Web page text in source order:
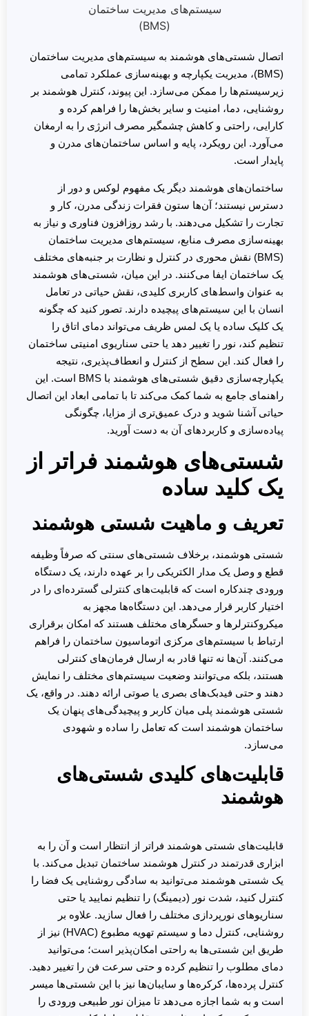
اتصال شستی‌های هوشمند به سیستم‌های مدیریت ساختمان
(BMS)، مدیریت یکپارچه و بهینه‌سازی عملکرد تمامی
زیرسیستم‌ها را ممکن می‌سازد. این پیوند، کنترل هوشمند بر
روشنایی، دما، امنیت و سایر بخش‌ها را فراهم کرده و
کارایی، راحتی و کاهش چشمگیر مصرف انرژی را به ارمغان
می‌آورد. این رویکرد، پایه و اساس ساختمان‌های مدرن و
پایدار است.
ساختمان‌های هوشمند دیگر یک مفهوم لوکس و دور از
دسترس نیستند؛ آن‌ها ستون فقرات زندگی مدرن، کار و
تجارت را تشکیل می‌دهند. با رشد روزافزون فناوری و نیاز به
بهینه‌سازی مصرف منابع، سیستم‌های مدیریت ساختمان
(BMS) نقش محوری در کنترل و نظارت بر جنبه‌های مختلف
یک ساختمان ایفا می‌کنند. در این میان، شستی‌های هوشمند
به عنوان واسط‌های کاربری کلیدی، نقش حیاتی در تعامل
انسان با این سیستم‌های پیچیده دارند. تصور کنید که چگونه
یک کلیک ساده یا یک لمس ظریف می‌تواند دمای اتاق را
تنظیم کند، نور را تغییر دهد یا حتی سناریوی امنیتی ساختمان
را فعال کند. این سطح از کنترل و انعطاف‌پذیری، نتیجه
یکپارچه‌سازی دقیق شستی‌های هوشمند با BMS است. این
راهنمای جامع به شما کمک می‌کند تا با تمامی ابعاد این اتصال
حیاتی آشنا شوید و درک عمیق‌تری از مزایا، چگونگی
پیاده‌سازی و کاربردهای آن به دست آورید.
شستی‌های هوشمند فراتر از
یک کلید ساده
تعریف و ماهیت شستی هوشمند
شستی هوشمند، برخلاف شستی‌های سنتی که صرفاً وظیفه
قطع و وصل یک مدار الکتریکی را بر عهده دارند، یک دستگاه
ورودی چندکاره است که قابلیت‌های کنترلی گسترده‌ای را در
اختیار کاربر قرار می‌دهد. این دستگاه‌ها مجهز به
میکروکنترلرها و حسگرهای مختلف هستند که امکان برقراری
ارتباط با سیستم‌های مرکزی اتوماسیون ساختمان را فراهم
می‌کنند. آن‌ها نه تنها قادر به ارسال فرمان‌های کنترلی
هستند، بلکه می‌توانند وضعیت سیستم‌های مختلف را نمایش
دهند و حتی فیدبک‌های بصری یا صوتی ارائه دهند. در واقع، یک
شستی هوشمند پلی میان کاربر و پیچیدگی‌های پنهان یک
ساختمان هوشمند است که تعامل را ساده و شهودی
می‌سازد.
قابلیت‌های کلیدی شستی‌های
هوشمند
قابلیت‌های شستی هوشمند فراتر از انتظار است و آن را به
ابزاری قدرتمند در کنترل هوشمند ساختمان تبدیل می‌کند. با
یک شستی هوشمند می‌توانید به سادگی روشنایی یک فضا را
کنترل کنید، شدت نور (دیمینگ) را تنظیم نمایید یا حتی
سناریوهای نورپردازی مختلف را فعال سازید. علاوه بر
روشنایی، کنترل دما و سیستم تهویه مطبوع (HVAC) نیز از
طریق این شستی‌ها به راحتی امکان‌پذیر است؛ می‌توانید
دمای مطلوب را تنظیم کرده و حتی سرعت فن را تغییر دهید.
کنترل پرده‌ها، کرکره‌ها و سایبان‌ها نیز با این شستی‌ها میسر
است و به شما اجازه می‌دهد تا میزان نور طبیعی ورودی را